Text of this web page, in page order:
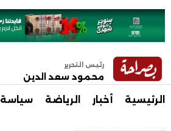
رئيس التحرير
محمود سعد الدين
الرئيسية أخبار الرياضة سياسة